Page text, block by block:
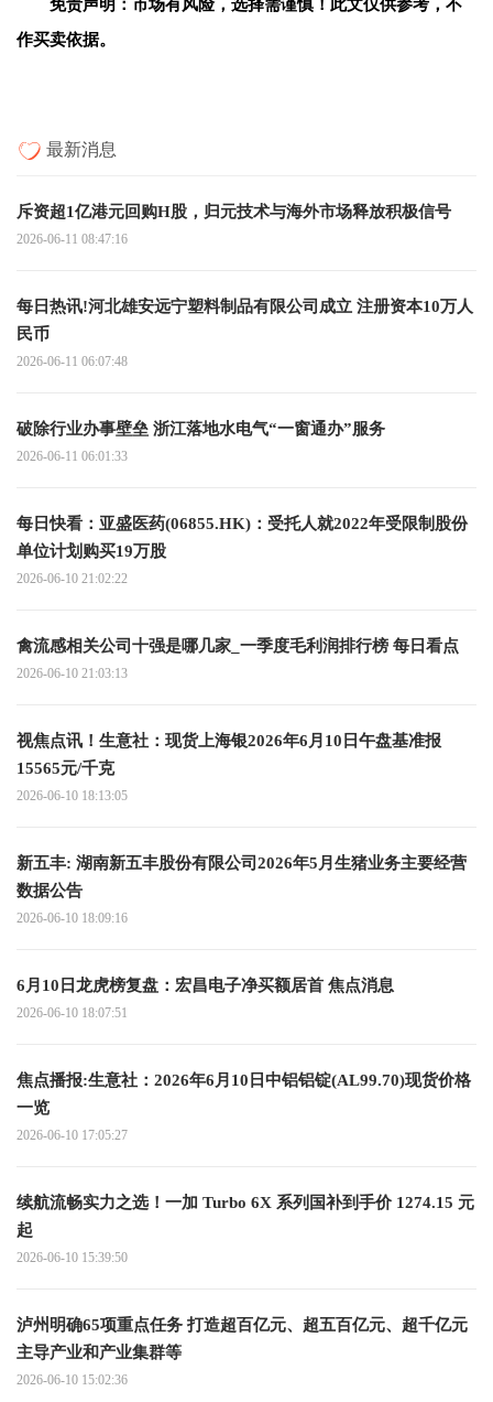
免责声明：市场有风险，选择需谨慎！此文仅供参考，不
作买卖依据。
最新消息
斥资超1亿港元回购H股，归元技术与海外市场释放积极信号
2026-06-11 08:47:16
每日热讯!河北雄安远宁塑料制品有限公司成立 注册资本10万人
民币
2026-06-11 06:07:48
破除行业办事壁垒 浙江落地水电气“一窗通办”服务
2026-06-11 06:01:33
每日快看：亚盛医药(06855.HK)：受托人就2022年受限制股份
单位计划购买19万股
2026-06-10 21:02:22
禽流感相关公司十强是哪几家_一季度毛利润排行榜 每日看点
2026-06-10 21:03:13
视焦点讯！生意社：现货上海银2026年6月10日午盘基准报
15565元/千克
2026-06-10 18:13:05
新五丰: 湖南新五丰股份有限公司2026年5月生猪业务主要经营
数据公告
2026-06-10 18:09:16
6月10日龙虎榜复盘：宏昌电子净买额居首 焦点消息
2026-06-10 18:07:51
焦点播报:生意社：2026年6月10日中铝铝锭(AL99.70)现货价格
一览
2026-06-10 17:05:27
续航流畅实力之选！一加 Turbo 6X 系列国补到手价 1274.15 元
起
2026-06-10 15:39:50
泸州明确65项重点任务 打造超百亿元、超五百亿元、超千亿元
主导产业和产业集群等
2026-06-10 15:02:36